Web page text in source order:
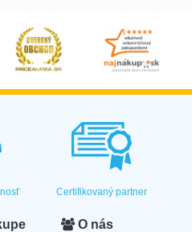
Certifikovaný partner
O nás